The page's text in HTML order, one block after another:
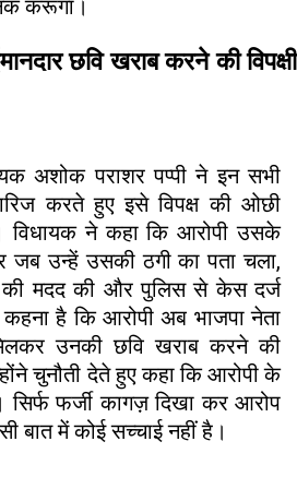
करूंगा।
छवि खराब करने की विपक्षी
अशोक पराशर पप्पी ने इन सभी
करते हुए इसे विपक्ष की ओछी
विधायक ने कहा कि आरोपी उसके
उन्हें उसकी ठगी का पता चला,
की मदद की और पुलिस से केस दर्ज
है कि आरोपी अब भाजपा नेता
उनकी छवि खराब करने की
चुनौती देते हुए कहा कि आरोपी के
फर्जी कागज़ दिखा कर आरोप
बात में कोई सच्चाई नहीं है।